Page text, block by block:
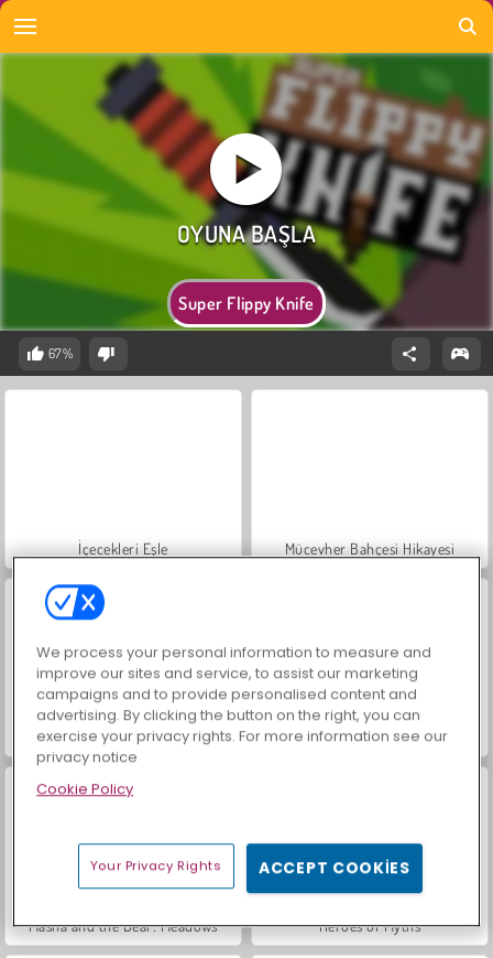
Super Flippy Knife
67%
İçecekleri Eşle Mücevher Bahçesi Hikayesi
Büyük Mahjong Eşleme Trollface Quest: USA 2
Masha and the Bear: Meadows Heroes of Myths
We process your personal information to measure and
improve our sites and service, to assist our marketing
campaigns and to provide personalised content and
advertising. By clicking the button on the right, you can
exercise your privacy rights. For more information see our
privacy notice
Cookie Policy
Your Privacy Rights ACCEPT COOKIES